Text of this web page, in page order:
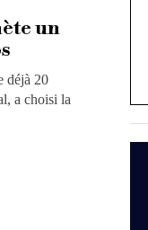
un
déjà 20
a choisi la